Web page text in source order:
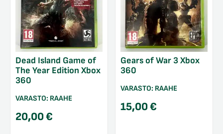
Dead Island Game of
The Year Edition Xbox
360
VARASTO: RAAHE
20,00€
Gears of War 3 Xbox
360
VARASTO: RAAHE
15,00€